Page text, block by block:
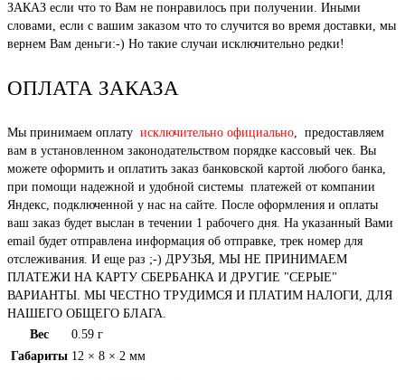
ЗАКАЗ если что то Вам не понравилось при получении. Иными
словами, если с вашим заказом что то случится во время доставки, мы
вернем Вам деньги:-) Но такие случаи исключительно редки!
ОПЛАТА ЗАКАЗА
Мы принимаем оплату исключительно официально, предоставляем
вам в установленном законодательством порядке кассовый чек. Вы
можете оформить и оплатить заказ банковской картой любого банка,
при помощи надежной и удобной системы платежей от компании
Яндекс, подключенной у нас на сайте. После оформления и оплаты
ваш заказ будет выслан в течении 1 рабочего дня. На указанный Вами
email будет отправлена информация об отправке, трек номер для
отслеживания. И еще раз ;-) ДРУЗЬЯ, МЫ НЕ ПРИНИМАЕМ
ПЛАТЕЖИ НА КАРТУ СБЕРБАНКА И ДРУГИЕ "СЕРЫЕ"
ВАРИАНТЫ. МЫ ЧЕСТНО ТРУДИМСЯ И ПЛАТИМ НАЛОГИ, ДЛЯ
НАШЕГО ОБЩЕГО БЛАГА.
Вес
0.59 г
Габариты 12 × 8 × 2 мм